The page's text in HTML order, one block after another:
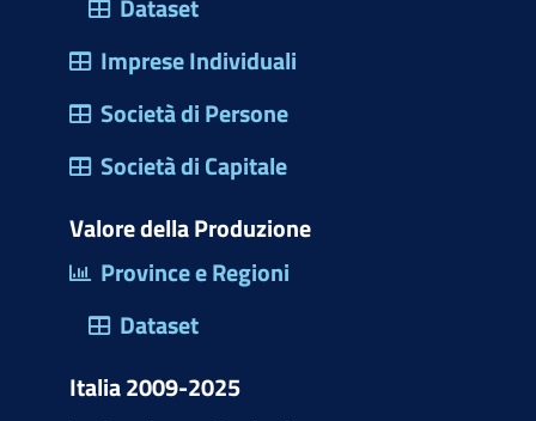
d
a
l
g
o
Dataset
Imprese Individuali
Società di Persone
Società di Capitale
Valore della Produzione
Province e Regioni
Dataset
Italia 2009-2025